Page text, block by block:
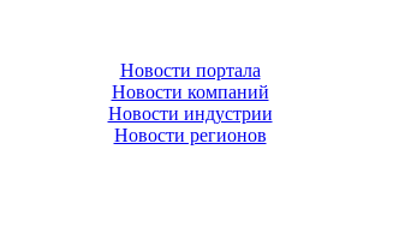
Новости портала
Новости компаний
Новости индустрии
Новости регионов